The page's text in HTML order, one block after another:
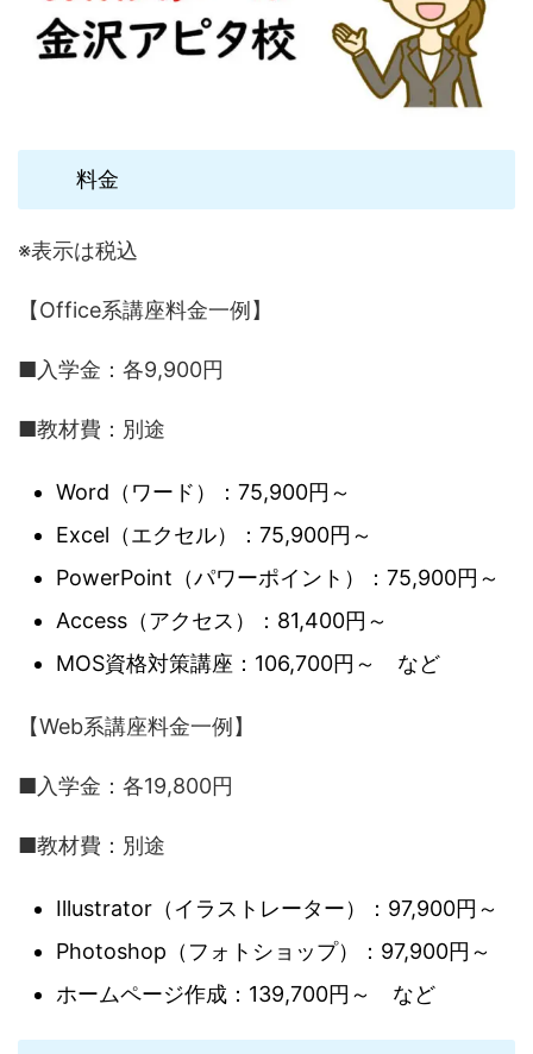
料金
※表示は税込
【Office系講座料金一例】
■入学金：各9,900円
■教材費：別途
Word（ワード）：75,900円～
Excel（エクセル）：75,900円～
PowerPoint（パワーポイント）：75,900円～
Access（アクセス）：81,400円～
MOS資格対策講座：106,700円～ など
【Web系講座料金一例】
■入学金：各19,800円
■教材費：別途
Illustrator（イラストレーター）：97,900円～
Photoshop（フォトショップ）：97,900円～
ホームページ作成：139,700円～ など